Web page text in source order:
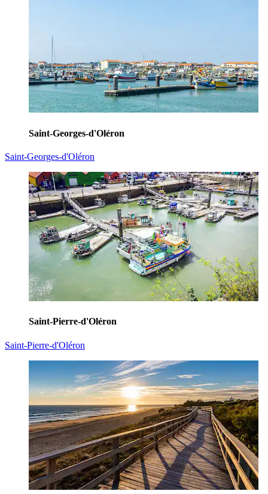
Saint-Georges-d'Oléron
Saint-Georges-d'Oléron
Saint-Pierre-d'Oléron
Saint-Pierre-d'Oléron